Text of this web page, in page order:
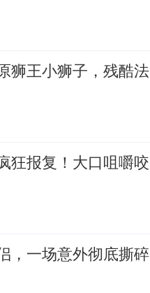
狮王小狮子，残酷法
狂报复！大口咀嚼咬
，一场意外彻底撕碎